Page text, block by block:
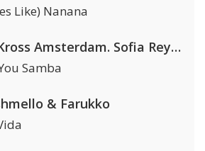
Like) Nanana
Kris Kross Amsterdam. Sofia Reyes & Tinie Tempah
Samba
& Farukko